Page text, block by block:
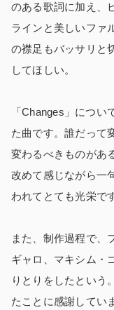
のある歌詞に加え、
ラインと美しいファ
の襟足もバッサリと
してほしい。
「Changes」につい
た曲です。誰だって
変わるべきものがあ
改めて感じながら一
われてとても光栄で
また、制作過程で、
ギャロ、マキシム・
りとりをしたという
たことに感謝してい